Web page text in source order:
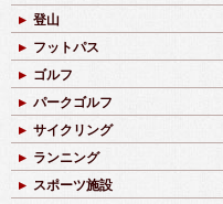
登山
フットパス
ゴルフ
パークゴルフ
サイクリング
ランニング
スポーツ施設